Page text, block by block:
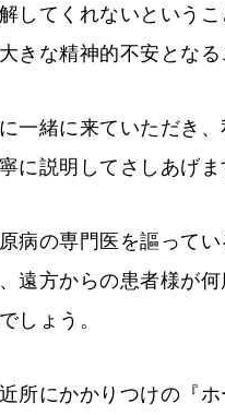
してくれないというこ
きな精神的不安となる
一緒に来ていただき
に説明してさしあげま
病の専門医を謳って
遠方からの患者様が
しょう。
所にかかりつけの『